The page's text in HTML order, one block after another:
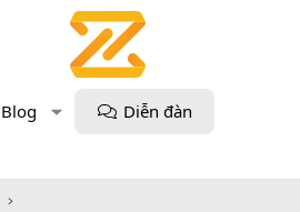
Blog Diễn đàn